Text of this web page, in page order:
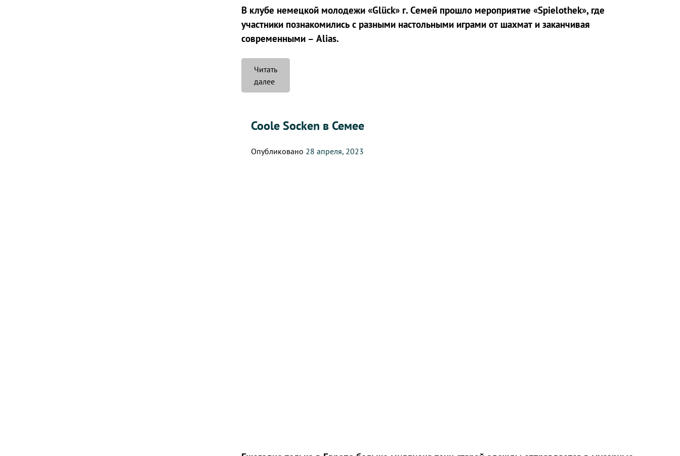
В клубе немецкой молодежи «Glück» г. Семей прошло мероприятие «Spielothek», где
участники познакомились с разными настольными играми от шахмат и заканчивая
современными – Alias.
Читать
далее«Spielothek
в
Coole Socken в Семее
Опубликовано 28 апреля, 2023